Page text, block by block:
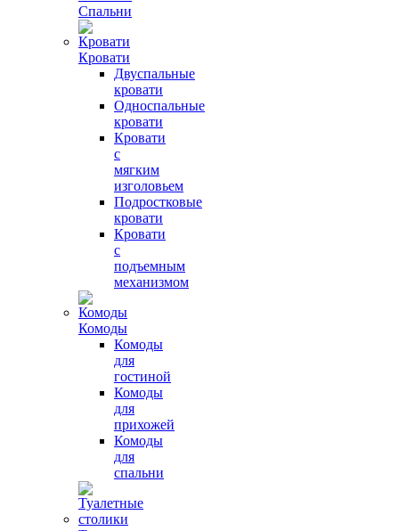
Спальни
Кровати
Двуспальные
кровати
Односпальные
кровати
Кровати
с
мягким
изголовьем
Подростковые
кровати
Кровати
с
подъемным
механизмом
Комоды
Комоды
для
гостиной
Комоды
для
прихожей
Комоды
для
спальни